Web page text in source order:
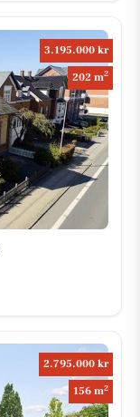
3.195.000 kr
202 m2
2.795.000 kr
156 m2